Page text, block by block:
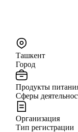
Ташкент
Город
Продукты
Сферы
Организация
Тип регистрации